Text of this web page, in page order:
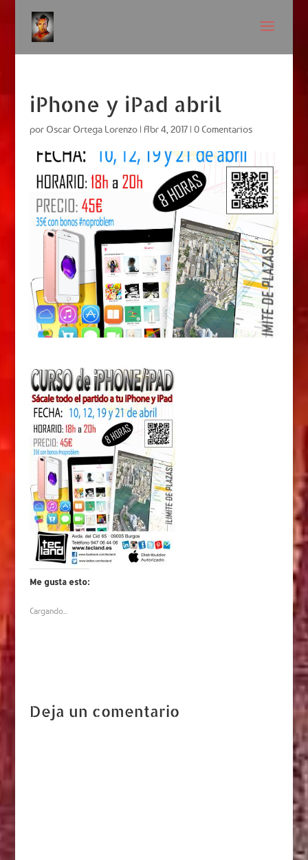
iPhone y iPad abril
por Oscar Ortega Lorenzo| Abr 4, 2017| 0 Comentarios
Me gusta esto:
Cargando...
Deja un comentario